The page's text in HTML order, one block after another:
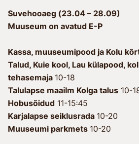
Suvehooaeg (23.04 – 28.09)
Muuseum on avatud E-P
Kassa, muuseumipood ja Kolu
Talud, Kuie kool, Lau külapood,
tehasemaja 10-18
Talulapse maailm Kolga talus 10-
Hobusõidud 11-15:45
Karjalapse seiklusrada 10-20
Muuseumi parkmets 10-20